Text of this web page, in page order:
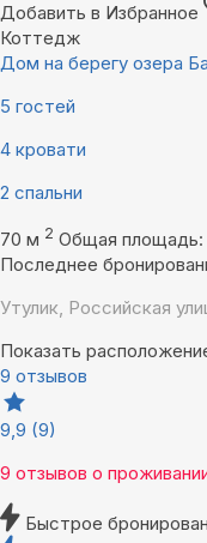
Добавить в Избранное
Коттедж
Дом на берегу озера
5 гостей
4 кровати
2 спальни
70 м 2 Общая площадь:
Последнее
Утулик, Российская
Показать
9 отзывов
9,9 (9)
9 отзывов о
Быстрое